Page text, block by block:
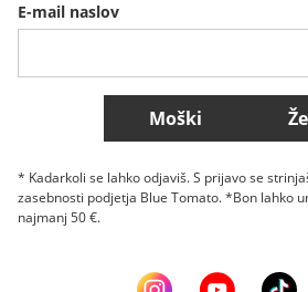
Več držav
E-mail naslov
Moški
* Kadarkoli se lahko odjaviš. S prijavo se
zasebnosti podjetja Blue Tomato. *Bon lahko
najmanj 50 €.